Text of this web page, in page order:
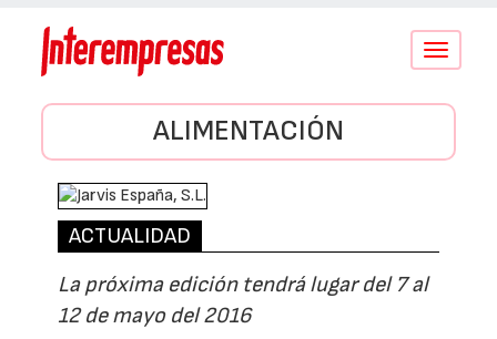
Conmutar
ALIMENTACIÓN
ACTUALIDAD
La próxima edición tendrá lugar del 7 al
12 de mayo del 2016